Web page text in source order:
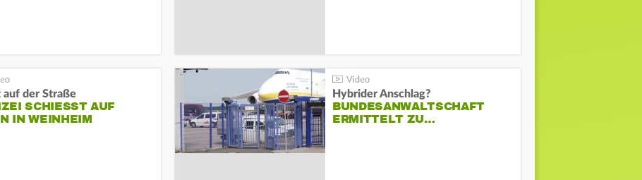
auf der Straße
SCHIESST AUF M
WEINHEIM
Hybrider Anschlag?
BUNDESANWALTSCHAFT
ERMITTELT ZU…